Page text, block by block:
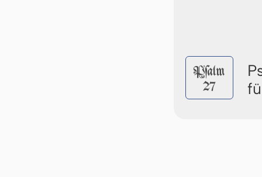
Pſalm
27